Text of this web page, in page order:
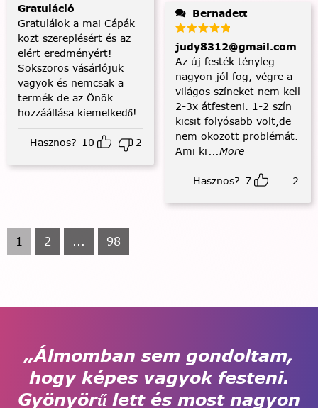
Gratuláció
Gratulálok a mai Cápák
közt szereplésért és az
elért eredményért!
Sokszoros vásárlójuk
vagyok és nemcsak a
termék de az Önök
hozzáállása kiemelkedő!
Hasznos? 10 2
Bernadett
judy8312@gmail.com
Az új festék tényleg
nagyon jól fog, végre a
világos színeket nem kell
2-3x átfesteni. 1-2 szín
kicsit folyósabb volt,de
nem okozott problémát.
Ami ki ...More
Hasznos? 7 2
1 2 ... 98
„Álmomban sem gondoltam,
hogy képes vagyok festeni.
Gyönyörű lett és most nagyon